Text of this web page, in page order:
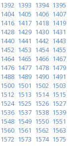
1392 1393 1394 1395
1404 1405 1406 1407
1416 1417 1418 1419
1428 1429 1430 1431
1440 1441 1442 1443
1452 1453 1454 1455
1464 1465 1466 1467
1476 1477 1478 1479
1488 1489 1490 1491
1500 1501 1502 1503
1512 1513 1514 1515
1524 1525 1526 1527
1536 1537 1538 1539
1548 1549 1550 1551
1560 1561 1562 1563
1572 1573 1574 1575